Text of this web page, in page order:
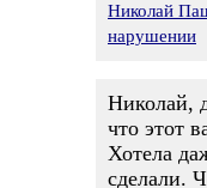
Николай
нарушении
Николай,
что этот
Хотела
сделали.